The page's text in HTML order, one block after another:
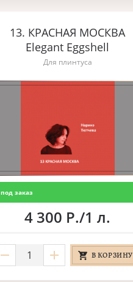
13. КРАСНАЯ МОСКВА
Elegant Eggshell
Для плинтуса
под заказ
4 300 Р./1 л.
В КОРЗИНУ